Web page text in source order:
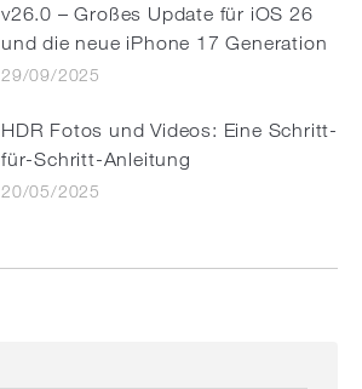
v26.0 – Großes Update für iOS 26
und die neue iPhone 17 Generation
29/09/2025
HDR Fotos und Videos: Eine Schritt-
für-Schritt-Anleitung
20/05/2025